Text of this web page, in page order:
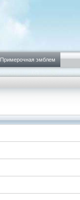
Примерочная эмблем